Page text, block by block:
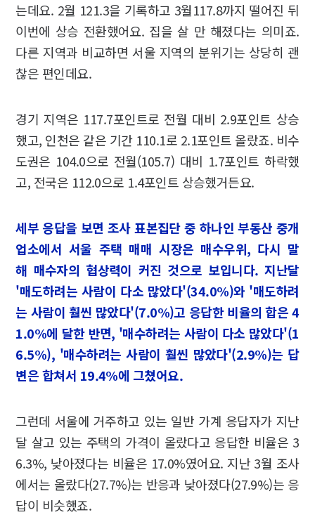
는데요. 2월 121.3을 기록하고 3월117.8까지 떨어진 뒤
이번에 상승 전환했어요. 집을 살 만 해졌다는 의미죠.
다른 지역과 비교하면 서울 지역의 분위기는 상당히 괜
찮은 편인데요.
경기 지역은 117.7포인트로 전월 대비 2.9포인트 상승
했고, 인천은 같은 기간 110.1로 2.1포인트 올랐죠. 비수
도권은 104.0으로 전월(105.7) 대비 1.7포인트 하락했
고, 전국은 112.0으로 1.4포인트 상승했거든요.
세부 응답을 보면 조사 표본집단 중 하나인 부동산 중개
업소에서 서울 주택 매매 시장은 매수우위, 다시 말
해 매수자의 협상력이 커진 것으로 보입니다. 지난달
'매도하려는 사람이 다소 많았다'(34.0%)와 '매도하려
는 사람이 훨씬 많았다'(7.0%)고 응답한 비율의 합은 4
1.0%에 달한 반면, '매수하려는 사람이 다소 많았다'(1
6.5%), '매수하려는 사람이 훨씬 많았다'(2.9%)는 답
변은 합쳐서 19.4%에 그쳤어요.
그런데 서울에 거주하고 있는 일반 가계 응답자가 지난
달 살고 있는 주택의 가격이 올랐다고 응답한 비율은 3
6.3%, 낮아졌다는 비율은 17.0%였어요. 지난 3월 조사
에서는 올랐다(27.7%)는 반응과 낮아졌다(27.9%)는 응
답이 비슷했죠.